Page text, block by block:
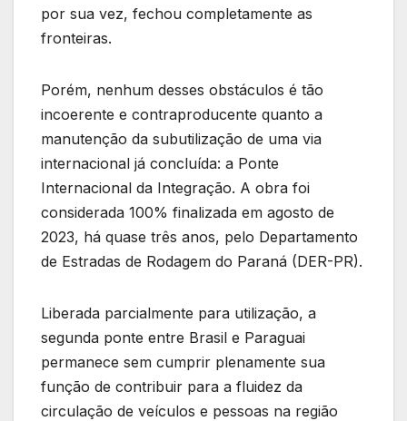
por sua vez, fechou completamente as
fronteiras.
Porém, nenhum desses obstáculos é tão
incoerente e contraproducente quanto a
manutenção da subutilização de uma via
internacional já concluída: a Ponte
Internacional da Integração. A obra foi
considerada 100% finalizada em agosto de
2023, há quase três anos, pelo Departamento
de Estradas de Rodagem do Paraná (DER-PR).
Liberada parcialmente para utilização, a
segunda ponte entre Brasil e Paraguai
permanece sem cumprir plenamente sua
função de contribuir para a fluidez da
circulação de veículos e pessoas na região